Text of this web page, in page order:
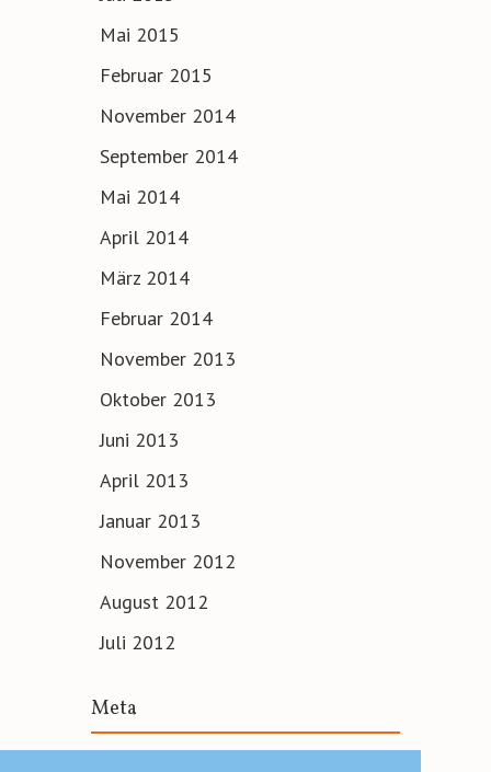
Mai 2015
Februar 2015
November 2014
September 2014
Mai 2014
April 2014
März 2014
Februar 2014
November 2013
Oktober 2013
Juni 2013
April 2013
Januar 2013
November 2012
August 2012
Juli 2012
Meta